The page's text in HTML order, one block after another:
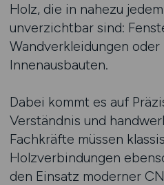
Holz, die in nahezu
unverzichtbar sind:
Wandverkleidungen
Innenausbauten.
Dabei kommt es auf
Verständnis und
Fachkräfte müssen
Holzverbindungen
den Einsatz moderner